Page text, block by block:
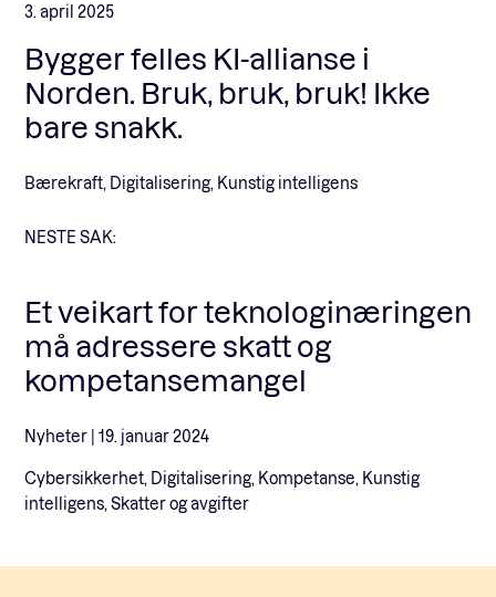
3. april 2025
Bygger felles KI-allianse i
Norden. Bruk, bruk, bruk! Ikke
bare snakk.
Bærekraft, Digitalisering, Kunstig intelligens
NESTE SAK:
Et veikart for teknologinæringen
må adressere skatt og
kompetansemangel
Nyheter | 19. januar 2024
Cybersikkerhet, Digitalisering, Kompetanse, Kunstig
intelligens, Skatter og avgifter